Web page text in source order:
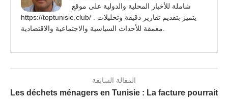
شاملة للأخبار المحلية والدولية على موقع
https://toptunisie.club/ . يتميز بتقديم تقارير دقيقة وتحليلات
المقالة السابقة
Les déchets ménagers en Tunisie : La facture pourrait